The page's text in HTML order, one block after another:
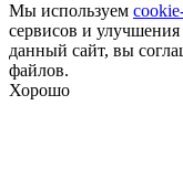
Мы используем
сервисов и
данный сайт, вы
файлов.
Хорошо